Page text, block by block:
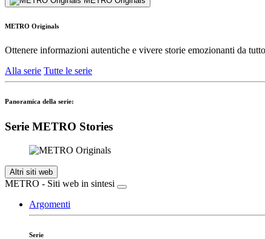
METRO Originals
Ottenere informazioni autentiche e vivere storie emozionanti da
Alla serie Tutte le serie
Panoramica della serie:
Serie METRO Stories
Altri siti web
METRO - Siti web in sintesi
Argomenti
Serie